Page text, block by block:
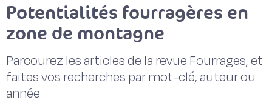
Potentialités fourragères en
zone de montagne
Parcourez les articles de la revue Fourrages, et
faites vos recherches par mot-clé, auteur ou
année